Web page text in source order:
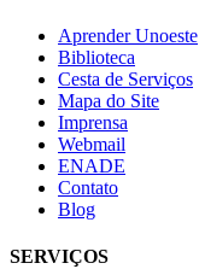
Aprender Unoeste
Biblioteca
Cesta de Serviços
Mapa do Site
Imprensa
Webmail
ENADE
Contato
Blog
SERVIÇOS